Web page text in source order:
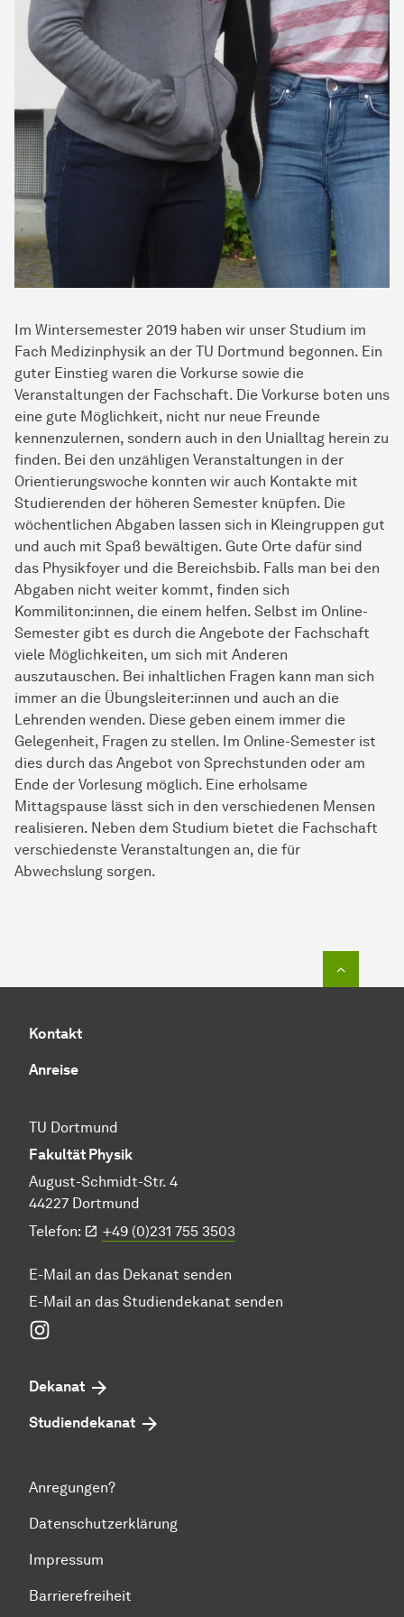
Im Wintersemester 2019 haben wir unser Studium im
Fach Medizinphysik an der TU Dortmund begonnen. Ein
guter Einstieg waren die Vorkurse sowie die
Veranstaltungen der Fachschaft. Die Vorkurse boten uns
eine gute Möglichkeit, nicht nur neue Freunde
kennenzulernen, sondern auch in den Unialltag herein zu
finden. Bei den unzähligen Veranstaltungen in der
Orientierungswoche konnten wir auch Kontakte mit
Studierenden der höheren Semester knüpfen. Die
wöchentlichen Abgaben lassen sich in Kleingruppen gut
und auch mit Spaß bewältigen. Gute Orte dafür sind
das Physikfoyer und die Bereichsbib. Falls man bei den
Abgaben nicht weiter kommt, finden sich
Kommiliton:innen, die einem helfen. Selbst im Online-
Semester gibt es durch die Angebote der Fachschaft
viele Möglichkeiten, um sich mit Anderen
auszutauschen. Bei inhaltlichen Fragen kann man sich
immer an die Übungsleiter:innen und auch an die
Lehrenden wenden. Diese geben einem immer die
Gelegenheit, Fragen zu stellen. Im Online-Semester ist
dies durch das Angebot von Sprechstunden oder am
Ende der Vorlesung möglich. Eine erholsame
Mittagspause lässt sich in den verschiedenen Mensen
realisieren. Neben dem Studium bietet die Fachschaft
verschiedenste Veranstaltungen an, die für
Abwechslung sorgen.
Kontakt
Anreise
TU Dortmund
Fakultät Physik
August-Schmidt-Str. 4
44227 Dortmund
Telefon:
+49 (0)231 755 3503
E-Mail an das Dekanat senden
E-Mail an das Studiendekanat senden
Dekanat
Studiendekanat
Anregungen?
Datenschutzerklärung
Impressum
Barrierefreiheit